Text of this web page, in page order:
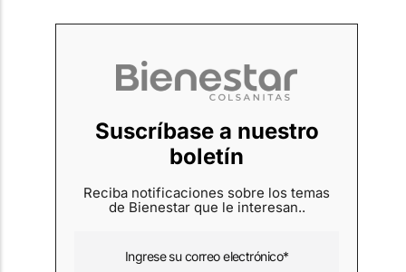
Suscríbase a nuestro
boletín
Reciba notificaciones sobre los temas
de Bienestar que le interesan..